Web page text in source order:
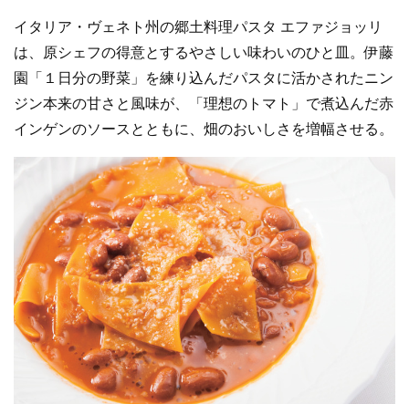
イタリア・ヴェネト州の郷土料理パスタ エファジョッリ
は、原シェフの得意とするやさしい味わいのひと皿。伊藤
園「１日分の野菜」を練り込んだパスタに活かされたニン
ジン本来の甘さと風味が、「理想のトマト」で煮込んだ赤
インゲンのソースとともに、畑のおいしさを増幅させる。